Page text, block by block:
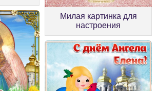
Милая картинка для
настроения